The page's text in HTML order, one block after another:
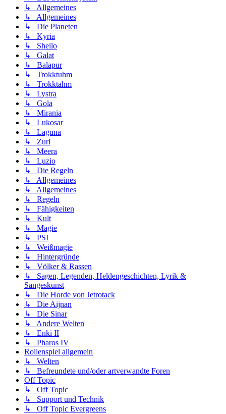
↳ Allgemeines
↳ Allgemeines
↳ Die Planeten
↳ Kyria
↳ Sheilo
↳ Galat
↳ Balapur
↳ Trokktuhm
↳ Trokktahm
↳ Lystra
↳ Gola
↳ Mirania
↳ Lukosar
↳ Laguna
↳ Zuri
↳ Meera
↳ Luzio
↳ Die Regeln
↳ Allgemeines
↳ Allgemeines
↳ Regeln
↳ Fähigkeiten
↳ Kult
↳ Magie
↳ PSI
↳ Weißmagie
↳ Hintergründe
↳ Völker & Rassen
↳ Sagen, Legenden, Heldengeschichten, Lyrik &
Sangeskunst
↳ Die Horde von Jetrotack
↳ Die Aijnan
↳ Die Sinar
↳ Andere Welten
↳ Enki II
↳ Pharos IV
Rollenspiel allgemein
↳ Welten
↳ Befreundete und/oder artverwandte Foren
Off Topic
↳ Off Topic
↳ Support und Technik
↳ Off Topic Evergreens